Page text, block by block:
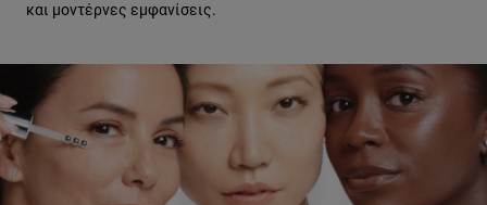
και μοντέρνες εμφανίσεις.